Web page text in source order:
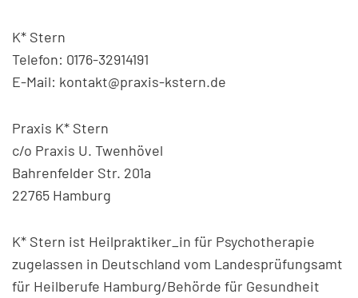
K* Stern
Telefon: 0176-32914191
E-Mail: kontakt@praxis-kstern.de
Praxis K* Stern
c/o Praxis U. Twenhövel
Bahrenfelder Str. 201a
22765 Hamburg
K* Stern ist Heilpraktiker_in für Psychotherapie
zugelassen in Deutschland vom Landesprüfungsamt
für Heilberufe Hamburg/Behörde für Gesundheit